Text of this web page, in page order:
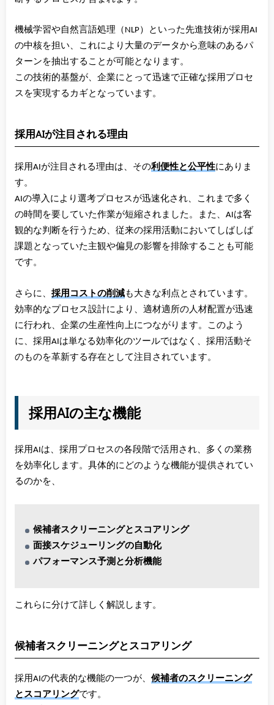
機械学習や自然言語処理（NLP）といった先進技術が採用AI
の中核を担い、これにより大量のデータから意味のあるパ
ターンを抽出することが可能となります。
この技術的基盤が、企業にとって迅速で正確な採用プロセ
スを実現するカギとなっています。
採用AIが注目される理由
採用AIが注目される理由は、その利便性と公平性にありま
す。
AIの導入により選考プロセスが迅速化され、これまで多く
の時間を要していた作業が短縮されました。また、AIは客
観的な判断を行うため、従来の採用活動においてしばしば
課題となっていた主観や偏見の影響を排除することも可能
です。
さらに、 採用コストの削減も大きな利点とされています。
効率的なプロセス設計により、適材適所の人材配置が迅速
に行われ、企業の生産性向上につながります。このよう
に、採用AIは単なる効率化のツールではなく、採用活動そ
のものを革新する存在として注目されています。
採用AIの主な機能
採用AIは、採用プロセスの各段階で活用され、多くの業務
を効率化します。具体的にどのような機能が提供されてい
るのかを、
候補者スクリーニングとスコアリング
面接スケジューリングの自動化
パフォーマンス予測と分析機能
これらに分けて詳しく解説します。
候補者スクリーニングとスコアリング
採用AIの代表的な機能の一つが、 候補者のスクリーニング
とスコアリングです。